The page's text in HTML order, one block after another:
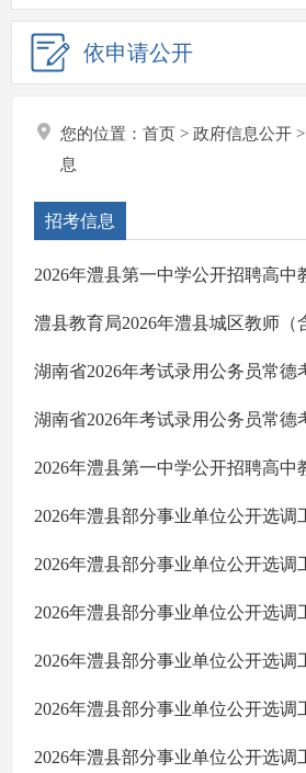
生态环境
监督检查情况
招考信息
公务员招考
其他法定信息
依申请公开
您的位置： 首页 > 政府信息公开 >
息
招考信息